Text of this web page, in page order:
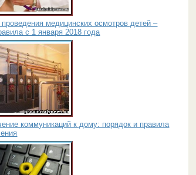
проведения медицинских осмотров детей –
с 1 января 2018 года
коммуникаций к дому: порядок и правила